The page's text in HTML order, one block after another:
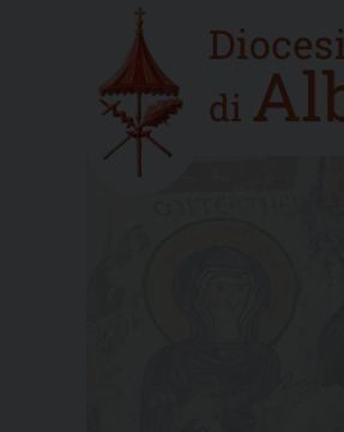
Home
new